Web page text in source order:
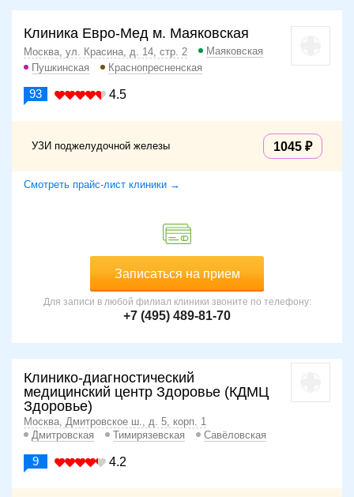
Клиника Евро-Мед м. Маяковская
Москва, ул. Красина, д. 14, стр. 2
Маяковская
Пушкинская
Краснопресненская
93 4.5
УЗИ поджелудочной железы 1045
Смотреть прайс-лист клиники →
Записаться на прием
Для записи в любой филиал клиники звоните по телефону:
+7 (495) 489-81-70
Клинико-диагностический
медицинский центр Здоровье (КДМЦ
Здоровье)
Москва, Дмитровское ш., д. 5, корп. 1
Дмитровская
Тимирязевская Савёловская
9 4.2